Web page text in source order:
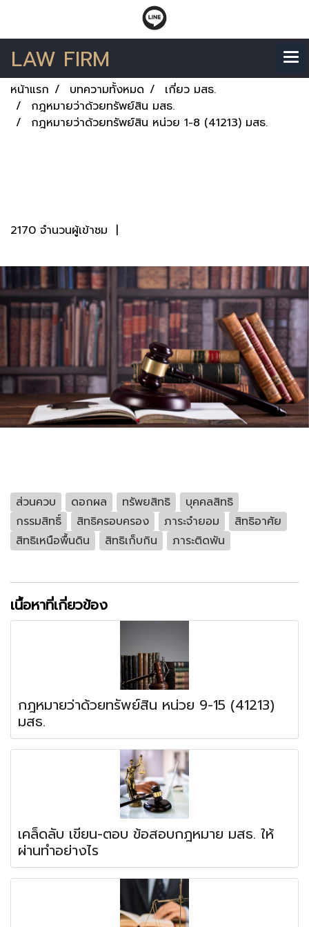
LAW FIRM
หน้าแรก บทความทั้งหมด
เกี่ยว มสธ.
กฎหมายว่าด้วยทรัพย์สิน มสธ.
กฎหมายว่าด้วยทรัพย์สิน หน่วย 1-8 (41213) มสธ.
2170 จำนวนผู้เข้าชม |
ส่วนควบ ดอกผล ทรัพยสิทธิ
บุคคลสิทธิ
กรรมสิทธิ์
สิทธิครอบครอง ภาระจำยอม
สิทธิอาศัย
สิทธิเหนือพื้นดิน
สิทธิเก็บกิน ภาระติดพัน
เนื้อหาที่เกี่ยวข้อง
กฎหมายว่าด้วยทรัพย์สิน หน่วย 9-15 (41213)
มสธ.
เคล็ดลับ เขียน-ตอบ ข้อสอบกฎหมาย มสธ. ให้
ผ่านทำอย่างไร